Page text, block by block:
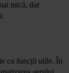
mică, dar
cu funcții utile. În